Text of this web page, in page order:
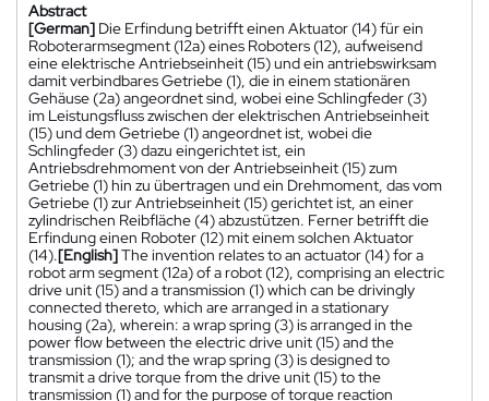
Abstract
[German] Die Erfindung betrifft einen Aktuator (14) für ein
Roboterarmsegment (12a) eines Roboters (12), aufweisend
eine elektrische Antriebseinheit (15) und ein antriebswirksam
damit verbindbares Getriebe (1), die in einem stationären
Gehäuse (2a) angeordnet sind, wobei eine Schlingfeder (3)
im Leistungsfluss zwischen der elektrischen Antriebseinheit
(15) und dem Getriebe (1) angeordnet ist, wobei die
Schlingfeder (3) dazu eingerichtet ist, ein
Antriebsdrehmoment von der Antriebseinheit (15) zum
Getriebe (1) hin zu übertragen und ein Drehmoment, das vom
Getriebe (1) zur Antriebseinheit (15) gerichtet ist, an einer
zylindrischen Reibfläche (4) abzustützen. Ferner betrifft die
Erfindung einen Roboter (12) mit einem solchen Aktuator
(14).[English]The invention relates to an actuator (14) for a
robot arm segment (12a) of a robot (12), comprising an electric
drive unit (15) and a transmission (1) which can be drivingly
connected thereto, which are arranged in a stationary
housing (2a), wherein: a wrap spring (3) is arranged in the
power flow between the electric drive unit (15) and the
transmission (1); and the wrap spring (3) is designed to
transmit a drive torque from the drive unit (15) to the
transmission (1) and for the purpose of torque reaction